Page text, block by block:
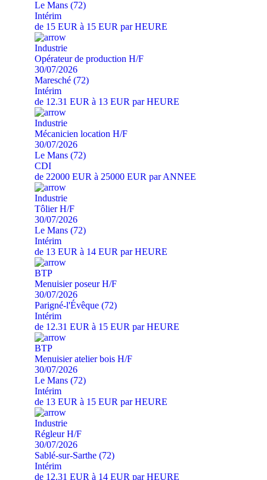
Le Mans (72)
Intérim
de 15 EUR à 15 EUR par HEURE
Industrie
Opérateur de production H/F
30/07/2026
Maresché (72)
Intérim
de 12.31 EUR à 13 EUR par HEURE
Industrie
Mécanicien location H/F
30/07/2026
Le Mans (72)
CDI
de 22000 EUR à 25000 EUR par ANNEE
Industrie
Tôlier H/F
30/07/2026
Le Mans (72)
Intérim
de 13 EUR à 14 EUR par HEURE
BTP
Menuisier poseur H/F
30/07/2026
Parigné-l'Évêque (72)
Intérim
de 12.31 EUR à 15 EUR par HEURE
BTP
Menuisier atelier bois H/F
30/07/2026
Le Mans (72)
Intérim
de 13 EUR à 15 EUR par HEURE
Industrie
Régleur H/F
30/07/2026
Sablé-sur-Sarthe (72)
Intérim
de 12.31 EUR à 14 EUR par HEURE